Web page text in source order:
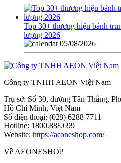
Top 30+ thương hiệu bánh
lượng 2026
05/08/2026
Công ty TNHH AEON Việt Nam
Trụ sở: Số 30, đường Tân Thắng,
Hồ Chí Minh, Việt Nam
Số điện thoại: (028) 6288 7711
Hotline: 1800.888.699
Website: https://aeoneshop.com/
Về AEONESHOP